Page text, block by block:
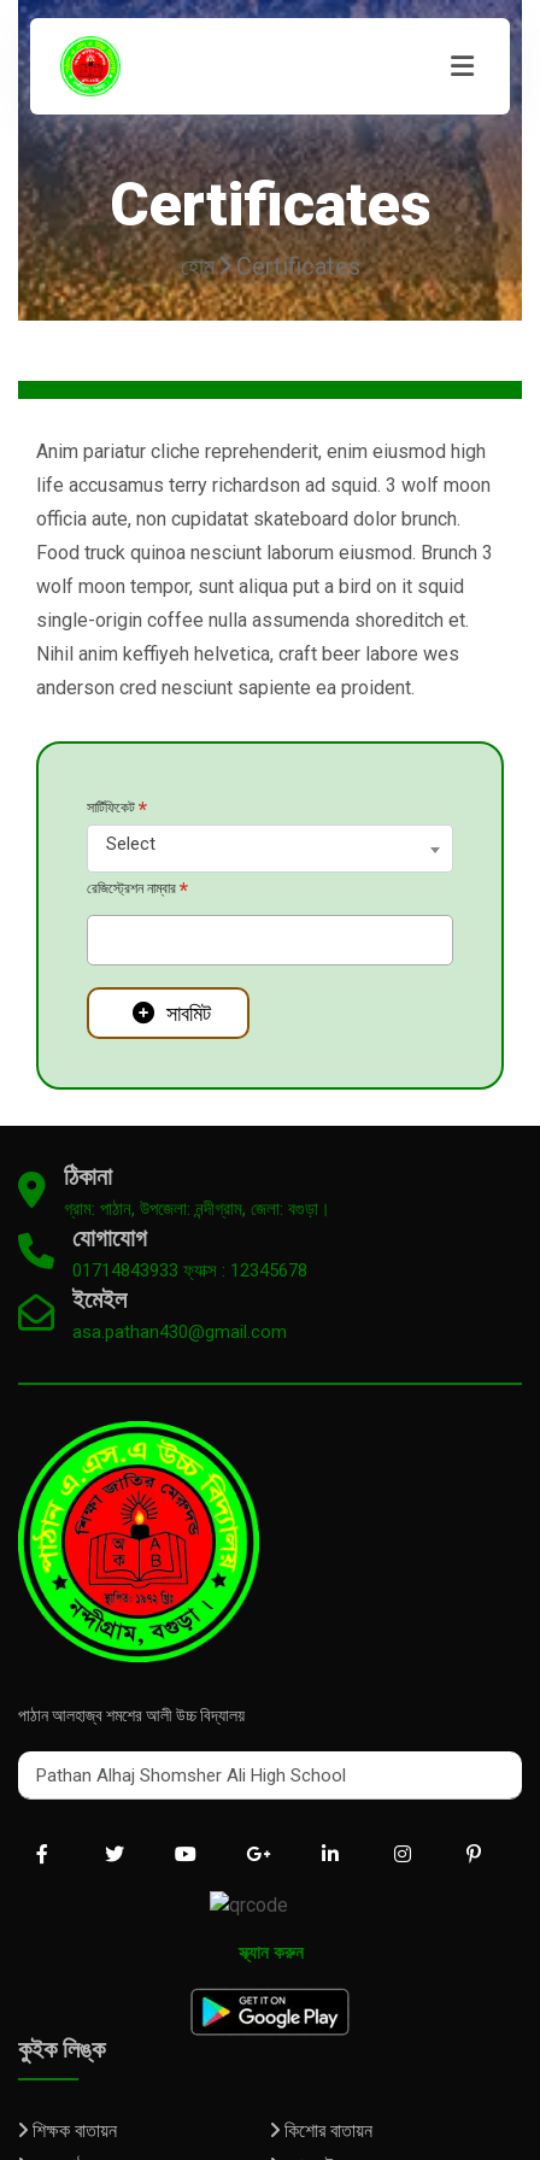
Certificates
হোম Certificates
Anim pariatur cliche reprehenderit, enim eiusmod high
life accusamus terry richardson ad squid. 3 wolf moon
officia aute, non cupidatat skateboard dolor brunch.
Food truck quinoa nesciunt laborum eiusmod. Brunch 3
wolf moon tempor, sunt aliqua put a bird on it squid
single-origin coffee nulla assumenda shoreditch et.
Nihil anim keffiyeh helvetica, craft beer labore wes
anderson cred nesciunt sapiente ea proident.
সার্টিফিকেট *
Select
রেজিস্ট্রেশন নাম্বার *
সাবমিট
ঠিকানা
গ্রাম: পাঠান, উপজেলা: নন্দীগ্রাম, জেলা: বগুড়া।
যোগাযোগ
01714843933 ফ্যাক্স : 12345678
ইমেইল
asa.pathan430@gmail.com
পাঠান আলহাজ্ব শমশের আলী উচ্চ বিদ্যালয়
Pathan Alhaj Shomsher Ali High School
Pathan Alhaj Shomsher Ali High School
স্ক্যান করুন
কুইক লিঙ্ক
শিক্ষক বাতায়ন
কিশোর বাতায়ন